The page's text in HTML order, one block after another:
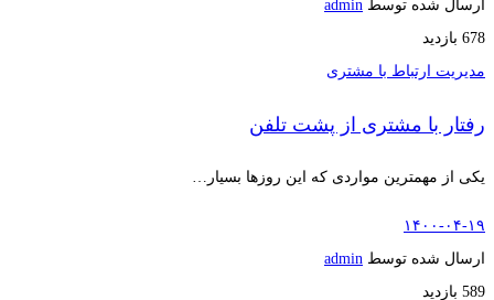
ارسال شده توسط admin
678 بازدید
مدیریت ارتباط با مشتری
رفتار با مشتری از پشت تلفن
یکی از مهمترین مواردی که این روزها بسیار…
۱۴۰۰-۰۴-۱۹
ارسال شده توسط admin
589 بازدید